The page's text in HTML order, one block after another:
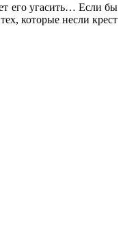
его угасить… Если бы
которые несли крест